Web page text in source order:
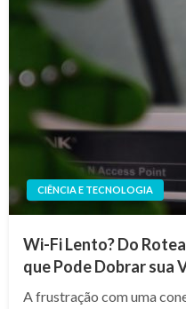
CIÊNCIA E TECNOLOGIA
Wi-Fi Lento? Do
que Pode Dobrar sua
A frustração com uma